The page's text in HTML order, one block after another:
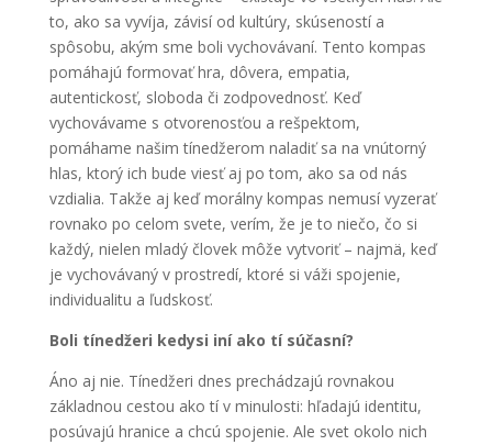
to, ako sa vyvíja, závisí od kultúry, skúseností a
spôsobu, akým sme boli vychovávaní. Tento kompas
pomáhajú formovať hra, dôvera, empatia,
autentickosť, sloboda či zodpovednosť. Keď
vychovávame s otvorenosťou a rešpektom,
pomáhame našim tínedžerom naladiť sa na vnútorný
hlas, ktorý ich bude viesť aj po tom, ako sa od nás
vzdialia. Takže aj keď morálny kompas nemusí vyzerať
rovnako po celom svete, verím, že je to niečo, čo si
každý, nielen mladý človek môže vytvoriť – najmä, keď
je vychovávaný v prostredí, ktoré si váži spojenie,
individualitu a ľudskosť.
Boli tínedžeri kedysi iní ako tí súčasní?
Áno aj nie. Tínedžeri dnes prechádzajú rovnakou
základnou cestou ako tí v minulosti: hľadajú identitu,
posúvajú hranice a chcú spojenie. Ale svet okolo nich